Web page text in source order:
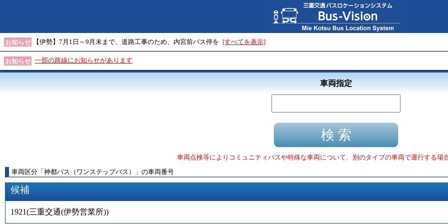
お知らせ 【伊勢】7月1日～9月末まで、道路工事のため、内宮前バス停を [すべてを表示]
お知らせ 一部の路線にお知らせがあります
車両指定
車両点検等によりコミュニティバスや特殊な車両について、別のタイプの車両で運行する場
車両区分 「 神都バス（ワンステップバス） 」 の車両番号
候補
1921(三重交通(伊勢営業所))